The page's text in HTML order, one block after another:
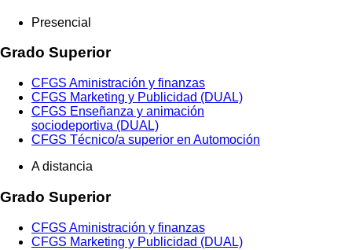
Presencial
Grado Superior
CFGS Aministración y finanzas
CFGS Marketing y Publicidad (DUAL)
CFGS Enseñanza y animación
sociodeportiva (DUAL)
CFGS Técnico/a superior en Automoción
A distancia
Grado Superior
CFGS Aministración y finanzas
CFGS Marketing y Publicidad (DUAL)